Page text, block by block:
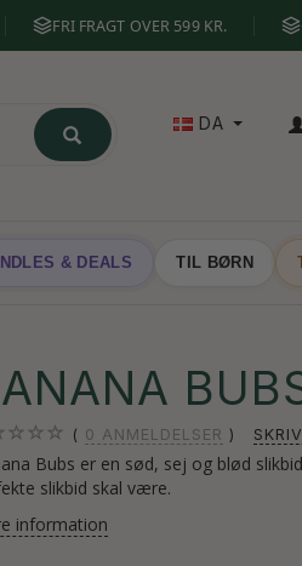
FRI FRAGT OVER 599 KR.
DA
& DEALS TIL BØRN
0 ANMELDELSER
Bubs er en sød, sej og blød
slikbid skal være.
information